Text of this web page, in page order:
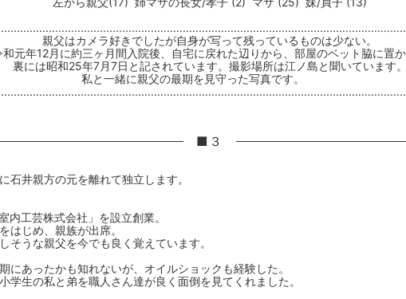
親父はカメラ好きでしたが自身が写って残っているものは少ない。
和元年12月に約三ヶ月間入院後、自宅に戻れた辺りから、部屋のベット脇に置か
裏には昭和25年7月7日と記されています。撮影場所は江ノ島と聞いています。
私と一緒に親父の最期を見守った写真です。
■３
井親方の元を離れて独立します。
工芸株式会社」を設立創業。
はじめ、親族が出席。
うな親父を今でも良く覚えています。
あったかも知れないが、オイルショックも経験した。
生の私と弟を職人さん達が良く面倒を見てくれました。